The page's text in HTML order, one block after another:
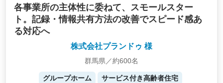
各事業所の主体性に委ねて、スモールスター
ト。記録・情報共有方法の改善でスピード感あ
る対応へ
株式会社プランドゥ 様
群馬県／約600名
グループホーム
サービス付き高齢者住宅